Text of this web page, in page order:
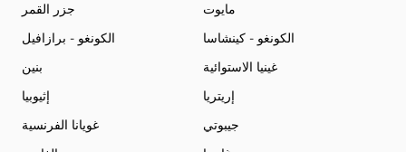
جزر القمر
مايوت
الكونغو - برازافيل
الكونغو - كينشاسا
بنين
غينيا الاستوائية
إثيوبيا
إريتريا
غويانا الفرنسية
جيبوتي